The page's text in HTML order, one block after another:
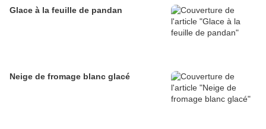
Glace à la feuille de pandan
Neige de fromage blanc glacé